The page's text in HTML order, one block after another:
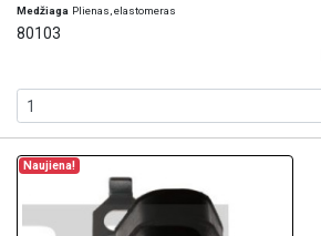
Medžiaga Plienas, elastomeras
80103
Naujiena!